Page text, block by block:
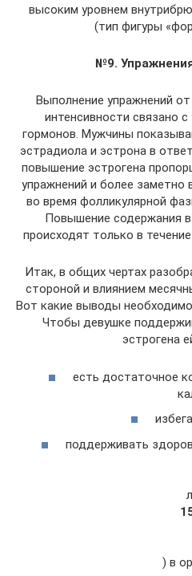
высоким уровнем
(тип фигуры
№9.
Выполнение упражнений
интенсивности связано
гормонов. Мужчины
эстрадиола и эстрона в
повышение эстрогена
упражнений и более заметно
во время фолликулярной
Повышение содержания в
происходят только в
Итак, в общих чертах
стороной и влиянием
Вот какие выводы
Чтобы девушке
эстрогена
есть достаточное
поддерживать
) в